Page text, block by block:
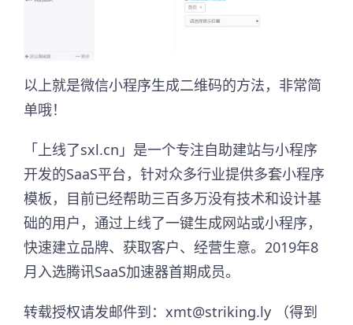
以上就是微信小程序生成二维码的方法，非常简
单哦！
「上线了sxl.cn」是一个专注自助建站与小程序
开发的SaaS平台，针对众多行业提供多套小程序
模板，目前已经帮助三百多万没有技术和设计基
础的用户，通过上线了一键生成网站或小程序，
快速建立品牌、获取客户、经营生意。2019年8
月入选腾讯SaaS加速器首期成员。​
转载授权请发邮件到：xmt@striking.ly （得到